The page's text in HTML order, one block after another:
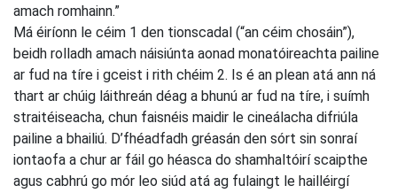
amach romhainn.”
Má éiríonn le céim 1 den tionscadal (“an céim chosáin”),
beidh rolladh amach náisiúnta aonad monatóireachta pailine
ar fud na tíre i gceist i rith chéim 2. Is é an plean atá ann ná
thart ar chúig láithreán déag a bhunú ar fud na tíre, i suímh
straitéiseacha, chun faisnéis maidir le cineálacha difriúla
pailine a bhailiú. D’fhéadfadh gréasán den sórt sin sonraí
iontaofa a chur ar fáil go héasca do shamhaltóirí scaipthe
agus cabhrú go mór leo siúd atá ag fulaingt le hailléirgí